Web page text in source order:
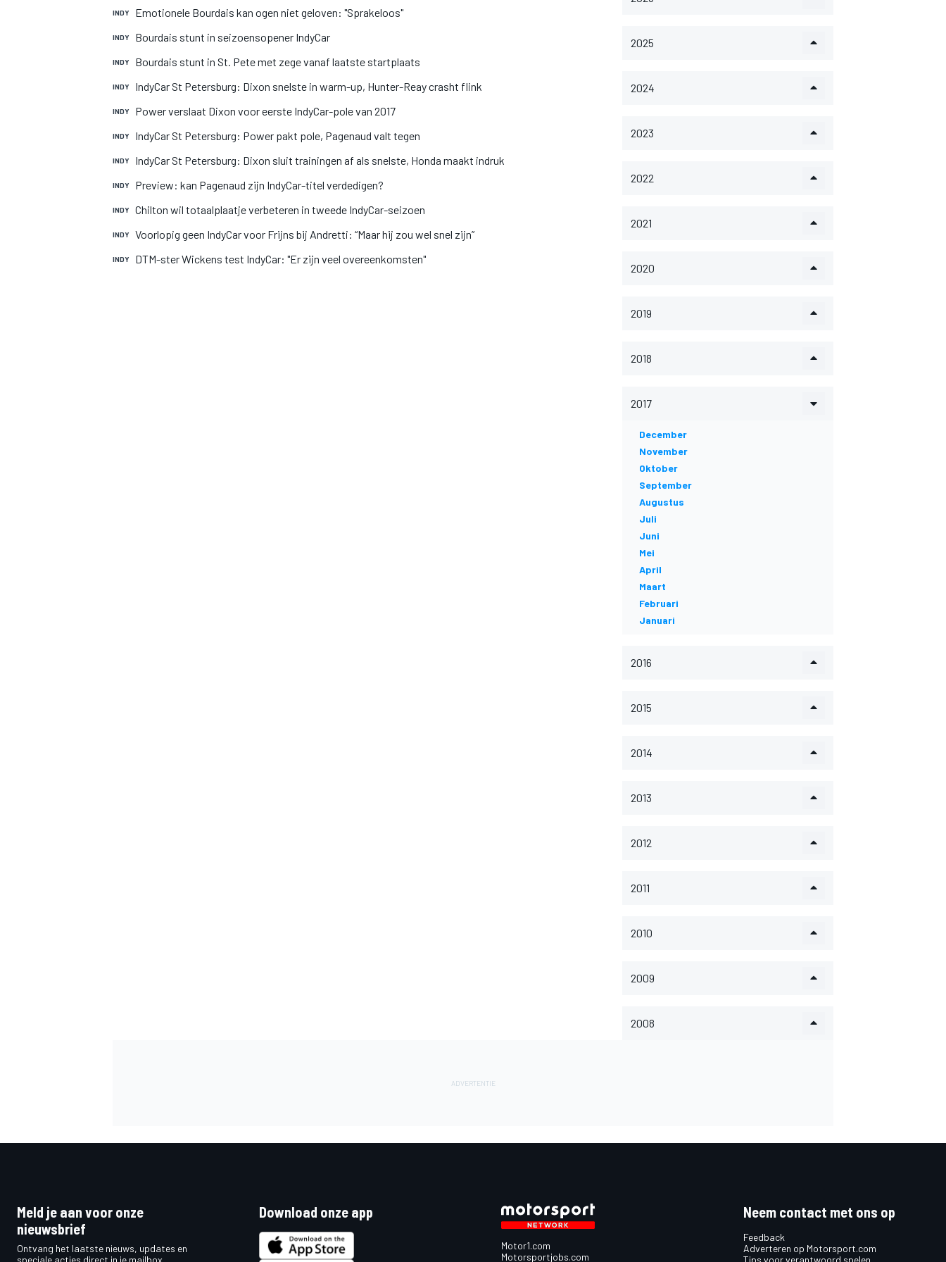
INDY Emotionele Bourdais kan ogen niet geloven: "Sprakeloos"
INDY Bourdais stunt in seizoensopener IndyCar
INDY Bourdais stunt in St. Pete met zege vanaf laatste startplaats
INDY IndyCar St Petersburg: Dixon snelste in warm-up, Hunter-Reay crasht flink
INDY Power verslaat Dixon voor eerste IndyCar-pole van 2017
INDY IndyCar St Petersburg: Power pakt pole, Pagenaud valt tegen
INDY IndyCar St Petersburg: Dixon sluit trainingen af als snelste, Honda maakt indruk
INDY Preview: kan Pagenaud zijn IndyCar-titel verdedigen?
INDY Chilton wil totaalplaatje verbeteren in tweede IndyCar-seizoen
INDY Voorlopig geen IndyCar voor Frijns bij Andretti: “Maar hij zou wel snel zijn”
INDY DTM-ster Wickens test IndyCar: "Er zijn veel overeenkomsten"
2025
2024
2023
2022
2021
2020
2019
2018
2017
December
November
Oktober
September
Augustus
Juli
Juni
Mei
April
Maart
Februari
Januari
2016
2015
2014
2013
2012
2011
2010
2009
2008
Meld je aan voor onze
nieuwsbrief
Ontvang het laatste nieuws, updates en
speciale acties direct in je mailbox.
Download onze app
Motor1.com
Motorsportjobs.com
Neem contact met ons op
Feedback
Adverteren op Motorsport.com
Tips voor verantwoord spelen